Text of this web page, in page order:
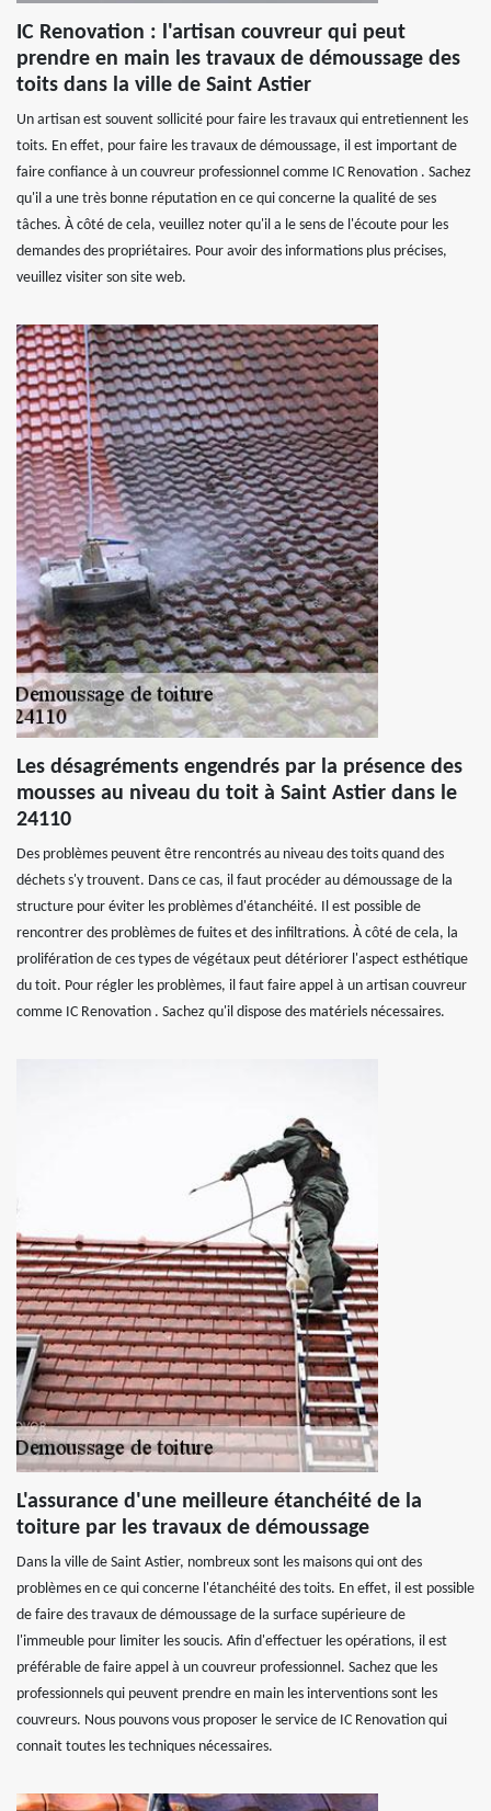
IC Renovation : l'artisan couvreur qui peut
prendre en main les travaux de démoussage des
toits dans la ville de Saint Astier
Un artisan est souvent sollicité pour faire les travaux qui entretiennent les
toits. En effet, pour faire les travaux de démoussage, il est important de
faire confiance à un couvreur professionnel comme IC Renovation . Sachez
qu'il a une très bonne réputation en ce qui concerne la qualité de ses
tâches. À côté de cela, veuillez noter qu'il a le sens de l'écoute pour les
demandes des propriétaires. Pour avoir des informations plus précises,
veuillez visiter son site web.
Les désagréments engendrés par la présence des
mousses au niveau du toit à Saint Astier dans le
24110
Des problèmes peuvent être rencontrés au niveau des toits quand des
déchets s'y trouvent. Dans ce cas, il faut procéder au démoussage de la
structure pour éviter les problèmes d'étanchéité. Il est possible de
rencontrer des problèmes de fuites et des infiltrations. À côté de cela, la
prolifération de ces types de végétaux peut détériorer l'aspect esthétique
du toit. Pour régler les problèmes, il faut faire appel à un artisan couvreur
comme IC Renovation . Sachez qu'il dispose des matériels nécessaires.
L'assurance d'une meilleure étanchéité de la
toiture par les travaux de démoussage
Dans la ville de Saint Astier, nombreux sont les maisons qui ont des
problèmes en ce qui concerne l'étanchéité des toits. En effet, il est possible
de faire des travaux de démoussage de la surface supérieure de
l'immeuble pour limiter les soucis. Afin d'effectuer les opérations, il est
préférable de faire appel à un couvreur professionnel. Sachez que les
professionnels qui peuvent prendre en main les interventions sont les
couvreurs. Nous pouvons vous proposer le service de IC Renovation qui
connait toutes les techniques nécessaires.